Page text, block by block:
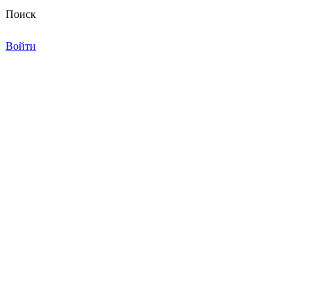
Поиск
Войти